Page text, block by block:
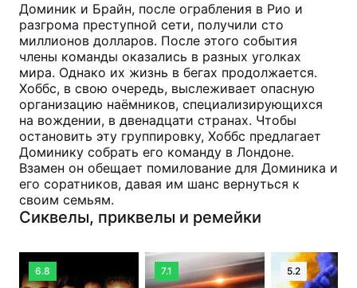
Доминик и Брайн, после ограбления в Рио и
разгрома преступной сети, получили сто
миллионов долларов. После этого события
члены команды оказались в разных уголках
мира. Однако их жизнь в бегах продолжается.
Хоббс, в свою очередь, выслеживает опасную
организацию наёмников, специализирующихся
на вождении, в двенадцати странах. Чтобы
остановить эту группировку, Хоббс предлагает
Доминику собрать его команду в Лондоне.
Взамен он обещает помилование для Доминика и
его соратников, давая им шанс вернуться к
своим семьям.
Сиквелы, приквелы и ремейки
6.8 7.1 5.2